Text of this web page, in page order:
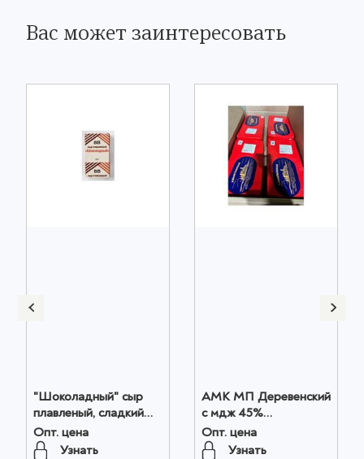
Вас может заинтересовать
"Шоколадный" сыр
плавленый, сладкий
г.Тамбов 50 гр.1/24, шт
оптом
Опт. цена
Узнать
АМК МП Деревенский
с мдж 45%
(Татарстан), кг оптом
Опт. цена
Узнать